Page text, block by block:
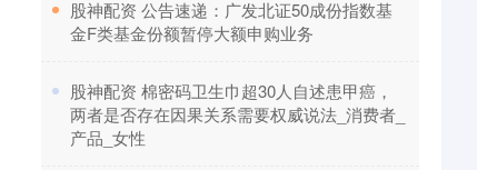
​股神配资 公告速递：广发北证50成份指数基
金F类基金份额暂停大额申购业务
​股神配资 棉密码卫生巾超30人自述患甲癌，
两者是否存在因果关系需要权威说法_消费者_
产品_女性